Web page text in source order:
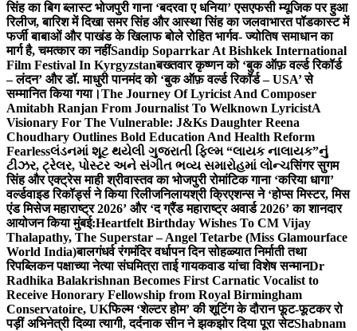
सिंह का बिग ब्लास्ट भोजपुरी गाना ‘बदरवा ए धनिया’ एसएफसी म्यूजिक पर हुआ
रिलीज, बारिश में दिखा समर सिंह और आस्था सिंह का जलवाभारत पॉडकास्ट में
फर्जी बाबाओं और पाखंड के खिलाफ बोले रोहित भार्गव- ज्योतिष समाधान का
मार्ग है, चमत्कार का नहींSandip Soparrkar At Bishkek International
Film Festival In Kyrgyzstanबख्तवार कृष्णन को ‘बुक ऑफ़ वर्ल्ड रिकॉर्ड
– लंदन’ और डॉ. माधुरी पानमंद को ‘बुक ऑफ़ वर्ल्ड रिकॉर्ड – USA’ से
सम्मानित किया गया।The Journey Of Lyricist And Composer
Amitabh Ranjan From Journalist To Welknown LyricistA
Visionary For The Vulnerable: J&Ks Daughter Reena
Choudhary Outlines Bold Education And Health Reform
Fearlessલંડનમાં શૂટ થયેલી ગુજરાતી ફિલ્મ “લાયક નાલાયક”નું
ટીઝર, ટ્રેલર, પોસ્ટર અને સંગીત ભવ્ય સમારોહમાં લોન્ચसिंगर सुगम
सिंह और एक्ट्रेस माही श्रीवास्तव का भोजपुरी रोमांटिक गाना ‘करिया धागा’
वर्ल्डवाइड रिकॉर्ड्स ने किया रिलीजनिलायश्री क्रिएशन्स ने ‘होप्स मिस्टर, मिस
एंड मिसेज महाराष्ट्र 2026’ और ‘द ग्रैंड महाराष्ट्र अवार्ड 2026’ का शानदार
आयोजन किया मुंबई:Heartfelt Birthday Wishes To CM Vijay
Thalapathy, The Superstar – Angel Tetarbe (Miss Glamourface
World India)बालगंधर्व रंगमंदिर वर्धापन दिन सोहळ्यात निर्माती तथा
रिपब्लिकन पक्षाच्या नेत्या संघमित्रा ताई गायकवाड यांचा विशेष सन्मानDr
Radhika Balakrishnan Becomes First Carnatic Vocalist to
Receive Honorary Fellowship from Royal Birmingham
Conservatoire, UKफिल्म ‘शेल्टर होम’ की शूटिंग के दौरान फूट-फूटकर रो
पड़ीं अभिनेत्री दिव्या त्यागी, दर्दनाक सीन ने झकझोर दिया पूरा सेटShabnam